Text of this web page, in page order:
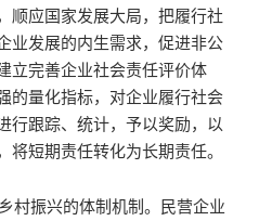
顺应国家发展大局，把履行社
业发展的内生需求，促进非公
立完善企业社会责任评价体
的量化指标，对企业履行社会
行跟踪、统计，予以奖励，以
短期责任转化为长期责任。
振兴的体制机制。民营企业